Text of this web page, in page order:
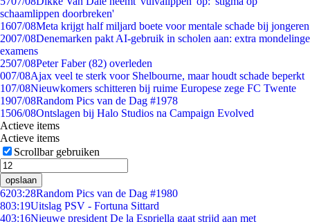
schaamlippen doorbreken'
1607/08Meta krijgt half miljard boete voor mentale schade bij jongeren
2007/08Denemarken pakt AI-gebruik in scholen aan: extra mondelinge
examens
2507/08Peter Faber (82) overleden
007/08Ajax veel te sterk voor Shelbourne, maar houdt schade beperkt
107/08Nieuwkomers schitteren bij ruime Europese zege FC Twente
1907/08Random Pics van de Dag #1978
1506/08Ontslagen bij Halo Studios na Campaign Evolved
Actieve items
Actieve items
Scrollbar gebruiken
opslaan
6203:28Random Pics van de Dag #1980
803:19Uitslag PSV - Fortuna Sittard
403:16Nieuwe president De la Espriella gaat strijd aan met